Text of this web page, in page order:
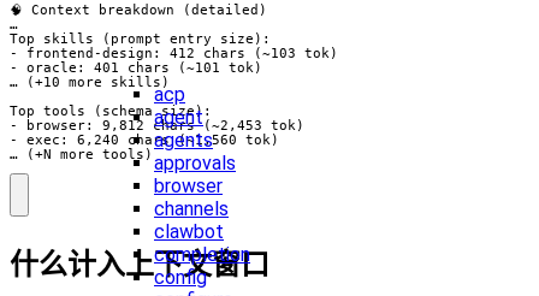
acp
agent
agents
approvals
browser
channels
clawbot
completion
config
🧠 Context breakdown (detailed)
…
Top skills (prompt entry size):
- frontend-design: 412 chars (~103 tok)
- oracle: 401 chars (~101 tok)
… (+10 more skills)
Top tools (schema size):
- browser: 9,812 chars (~2,453 tok)
- exec: 6,240 chars (~1,560 tok)
… (+N more tools)
什么计入上下文窗口